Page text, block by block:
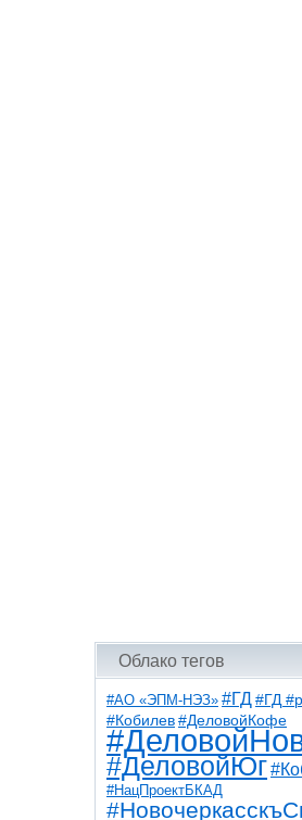
Облако тегов
#АО «ЭПМ-НЭЗ» #ГД #ГД
#Кобилев #ДеловойКофе
#ДеловойЮг
#НацПроектБКАД